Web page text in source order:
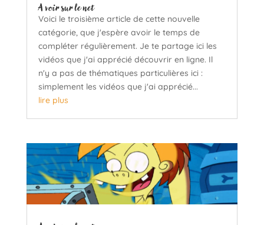
A voir sur le net
Voici le troisième article de cette nouvelle
catégorie, que j'espère avoir le temps de
compléter régulièrement. Je te partage ici les
vidéos que j'ai apprécié découvrir en ligne. Il
n'y a pas de thématiques particulières ici :
simplement les vidéos que j'ai apprécié...
lire plus